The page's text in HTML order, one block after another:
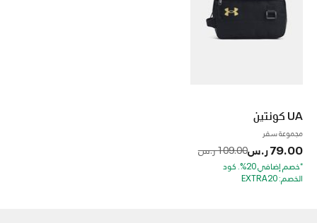
UA كونتين
مجموعة سفر
79.00 ر.س Price reduced from
109.00 ر.س to
*خصم إضافي 20%. كود
الخصم: EXTRA20